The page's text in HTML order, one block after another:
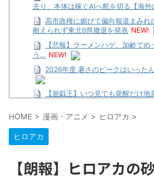
去り、本体は稼ぐAIへ舵を切る【海外
高市政権に媚びて偏向報道まみれ
耐えられず東北6県撤退を発表 NEW!
【悲報】ラーメンハゲ、加齢で
う… NEW!
2026年度 暑さのピークはいっ
【遊戯王】いつ見ても覚醒だけ
…背が高い娘
【遊戯王】いつ見ても覚醒だけ地
な…
【ギャルゲ】「千恋*万花」のア
HOME > 漫画・アニメ > ヒロアカ >
ヒロアカ
【朗報】ヒロアカの